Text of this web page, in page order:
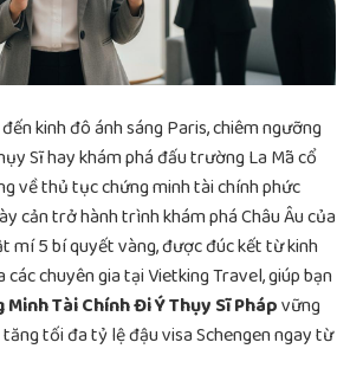
kinh đô ánh sáng Paris, chiêm ngưỡng
Sĩ hay khám phá đấu trường La Mã cổ
về thủ tục chứng minh tài chính phức
cản trở hành trình khám phá Châu Âu của
mí 5 bí quyết vàng, được đúc kết từ kinh
chuyên gia tại Vietking Travel, giúp bạn
Minh Tài Chính Đi Ý Thụy Sĩ Phápvững
tối đa tỷ lệ đậu visa Schengen ngay từ